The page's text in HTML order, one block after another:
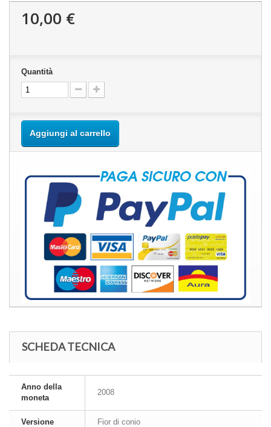
10,00 €
Quantità
Aggiungi al carrello
SCHEDA TECNICA
Anno della
moneta
2008
Versione Fior di conio